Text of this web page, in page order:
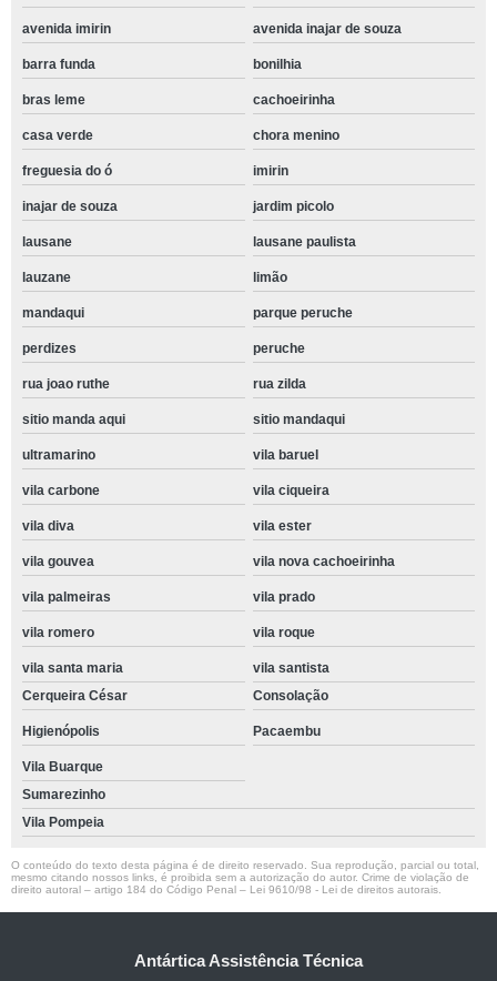
avenida imirin avenida inajar de souza
barra funda bonilhia
bras leme cachoeirinha
casa verde chora menino
freguesia do ó imirin
inajar de souza jardim picolo
lausane lausane paulista
lauzane limão
mandaqui parque peruche
perdizes peruche
rua joao ruthe rua zilda
sitio manda aqui sitio mandaqui
ultramarino vila baruel
vila carbone vila ciqueira
vila diva vila ester
vila gouvea vila nova cachoeirinha
vila palmeiras vila prado
vila romero vila roque
vila santa maria
vila santista
Cerqueira César
Consolação
Higienópolis Pacaembu
Vila Buarque
Sumarezinho
Vila Pompeia
O conteúdo do texto desta página é de direito reservado. Sua reprodução, parcial ou total,
mesmo citando nossos links, é proibida sem a autorização do autor. Crime de violação de
direito autoral – artigo 184 do Código Penal – Lei 9610/98 - Lei de direitos autorais
Antártica Assistência Técnica